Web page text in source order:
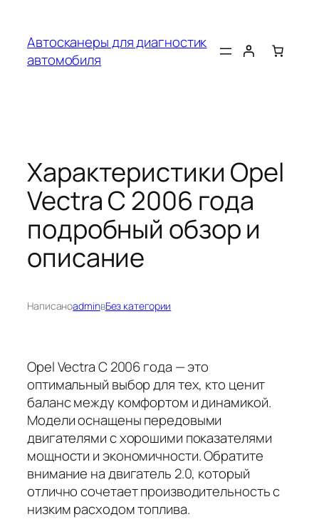
содержимому
Автосканеры для диагностик
автомобиля
Характеристики Opel
Vectra C 2006 года
подробный обзор и
описание
НаписаноadminвБез категории
Opel Vectra C 2006 года — это
оптимальный выбор для тех, кто ценит
баланс между комфортом и динамикой.
Модели оснащены передовыми
двигателями с хорошими показателями
мощности и экономичности. Обратите
внимание на двигатель 2.0, который
отлично сочетает производительность с
низким расходом топлива.